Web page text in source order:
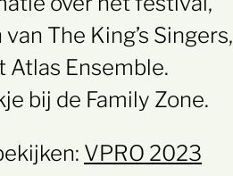
The King’s Singers,
Atlas Ensemble.
bij de Family Zone.
VPRO 2023